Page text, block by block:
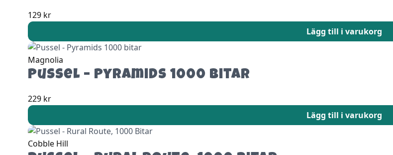
129 kr
Lägg till i varukorg
Magnolia
Pussel – Pyramids 1000 bitar
229 kr
Lägg till i varukorg
Cobble Hill